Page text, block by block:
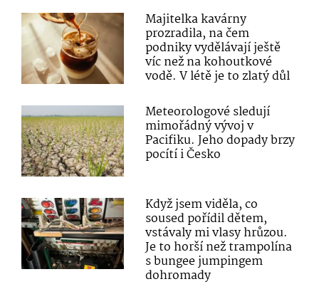
Majitelka kavárny
prozradila, na čem
podniky vydělávají ještě
víc než na kohoutkové
vodě. V létě je to zlatý důl
Meteorologové sledují
mimořádný vývoj v
Pacifiku. Jeho dopady brzy
pocítí i Česko
Když jsem viděla, co
soused pořídil dětem,
vstávaly mi vlasy hrůzou.
Je to horší než trampolína
s bungee jumpingem
dohromady